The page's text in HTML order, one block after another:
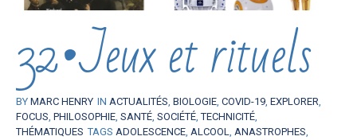
32•Jeux et rituels
BY MARC HENRY IN ACTUALITÉS, BIOLOGIE, COVID-19, EXPLORER,
FOCUS, PHILOSOPHIE, SANTÉ, SOCIÉTÉ,TECHNICITÉ,
THÉMATIQUES TAGS ADOLESCENCE, ALCOOL, ANASTROPHES,